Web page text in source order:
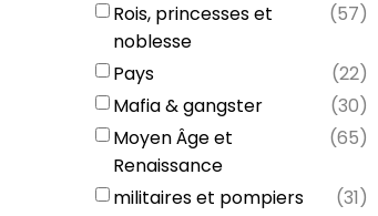
Rois, princesses et
noblesse
(57)
Pays (22)
Mafia & gangster
(30)
Moyen Âge et
Renaissance
(65)
militaires et pompiers (31)